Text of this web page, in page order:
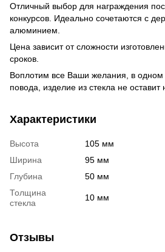
Отличный выбор для награждения
конкурсов. Идеально сочетаются с
алюминием.
Цена зависит от сложности
сроков.
Воплотим все Ваши желания, в одном
повода, изделие из стекла не
Характеристики
Высота
105 мм
Ширина
95 мм
Глубина
50 мм
Толщина
стекла
10 мм
Отзывы